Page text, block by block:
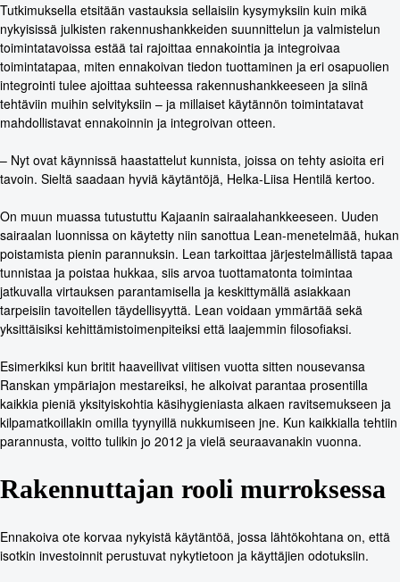
Tutkimuksella etsitään vastauksia sellaisiin kysymyksiin kuin mikä
nykyisissä julkisten rakennushankkeiden suunnittelun ja valmistelun
toimintatavoissa estää tai rajoittaa ennakointia ja integroivaa
toimintatapaa, miten ennakoivan tiedon tuottaminen ja eri osapuolien
integrointi tulee ajoittaa suhteessa rakennushankkeeseen ja siinä
tehtäviin muihin selvityksiin – ja millaiset käytännön toimintatavat
mahdollistavat ennakoinnin ja integroivan otteen.
– Nyt ovat käynnissä haastattelut kunnista, joissa on tehty asioita eri
tavoin. Sieltä saadaan hyviä käytäntöjä, Helka-Liisa Hentilä kertoo.
On muun muassa tutustuttu Kajaanin sairaalahankkeeseen. Uuden
sairaalan luonnissa on käytetty niin sanottua Lean-menetelmää, hukan
poistamista pienin parannuksin. Lean tarkoittaa järjestelmällistä tapaa
tunnistaa ja poistaa hukkaa, siis arvoa tuottamatonta toimintaa
jatkuvalla virtauksen parantamisella ja keskittymällä asiakkaan
tarpeisiin tavoitellen täydellisyyttä. Lean voidaan ymmärtää sekä
yksittäisiksi kehittämistoimenpiteiksi että laajemmin filosofiaksi.
Esimerkiksi kun britit haaveilivat viitisen vuotta sitten nousevansa
Ranskan ympäriajon mestareiksi, he alkoivat parantaa prosentilla
kaikkia pieniä yksityiskohtia käsihygieniasta alkaen ravitsemukseen ja
kilpamatkoillakin omilla tyynyillä nukkumiseen jne. Kun kaikkialla tehtiin
parannusta, voitto tulikin jo 2012 ja vielä seuraavanakin vuonna.
Rakennuttajan rooli murroksessa
Ennakoiva ote korvaa nykyistä käytäntöä, jossa lähtökohtana on, että
isotkin investoinnit perustuvat nykytietoon ja käyttäjien odotuksiin.